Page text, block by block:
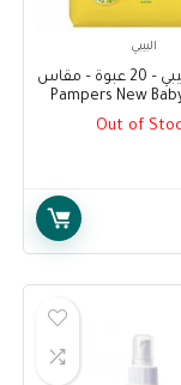
البيبي
بامبرز نيو بيبي – 20 عبوة – مقاس
2 – Pampers New
Pack – Size
Out of